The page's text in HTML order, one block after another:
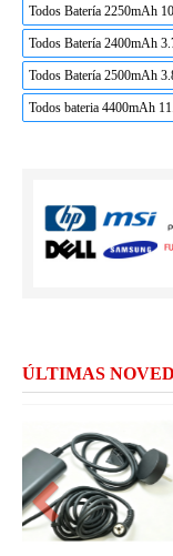
Todos Batería 2250mAh
Todos Batería 2400mAh
Todos Batería 2500mAh
Todos bateria 4400mAh
ÚLTIMAS